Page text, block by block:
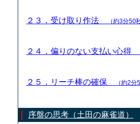
２３．受け取り作法 （約3分50
２４．偏りのない支払い心得
２５．リーチ棒の確保 （約2分
序盤の思考（土田の麻雀道）